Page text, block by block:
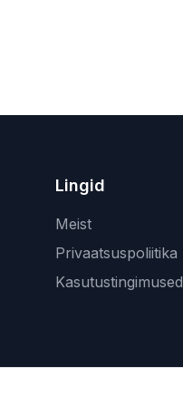
Lingid
Meist
Privaatsuspoliitika
Kasutustingimused